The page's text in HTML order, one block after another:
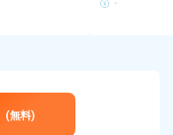
-
(無料)